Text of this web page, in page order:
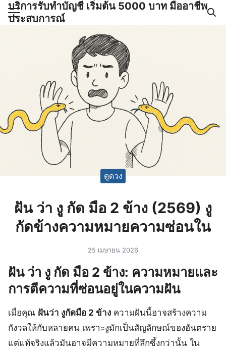
Skipบริการรับทำบัญชี เริ่มต้น 5000 บาท มืออาชีพ
ประสบการณ์
ญชีและภาษีครบวงจร |
ดูดวง
ฝัน ว่า งู กัด มือ 2 ข้าง (2569) งู
กัดข้างความหมายความซ่อนใน
25 เมษายน 2026
ฝัน ว่า งู กัด มือ 2 ข้าง: ความหมายและ
การตีความที่ซ่อนอยู่ในความฝัน
เมื่อคุณ ฝันว่า งูกัดมือ 2 ข้าง ความฝันนี้อาจสร้างความ
กังวลให้กับหลายคน เพราะงูมักเป็นสัญลักษณ์ของอันตราย
แต่แท้จริงแล้วมันอาจมีความหมายที่ลึกซึ้งกว่านั้น ใน